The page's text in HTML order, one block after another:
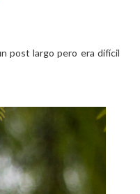
post largo pero era difícil